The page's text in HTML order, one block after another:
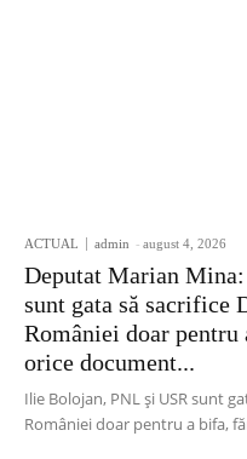
ACTUAL admin - august 4, 2026
Deputat Marian
sunt gata să sacrifice
României doar pentru
orice document...
Ilie Bolojan, PNL și USR sunt
României doar pentru a bifa,